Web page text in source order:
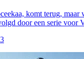
komt terug, maar
door een serie voor